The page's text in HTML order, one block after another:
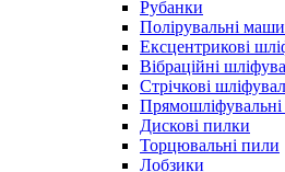
Рубанки
Полірувальні
Ексцентрикові
Вібраційні
Стрічкові
Дискові пилки
Торцювальні пили
Лобзики